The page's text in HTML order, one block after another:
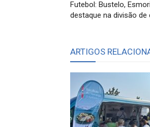
Futebol: Bustelo,
destaque na divisão de
ARTIGOS